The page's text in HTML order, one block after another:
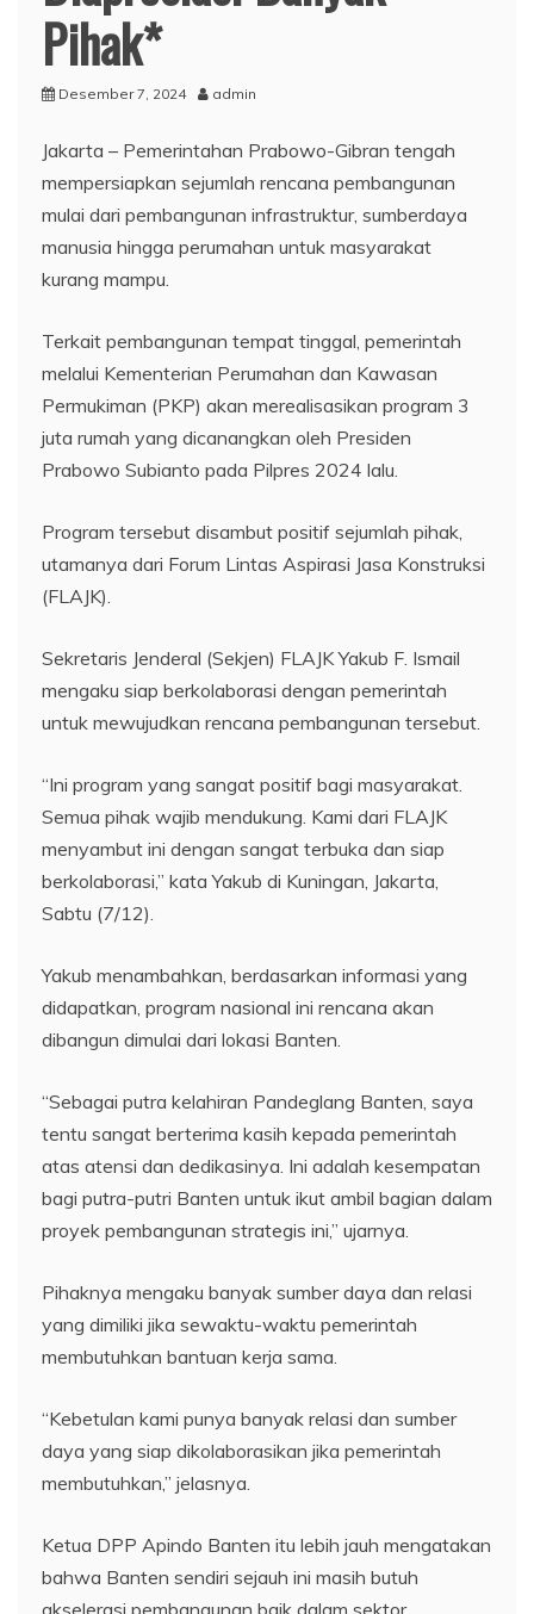
Pihak*
Desember 7, 2024 admin
Jakarta – Pemerintahan Prabowo-Gibran tengah
mempersiapkan sejumlah rencana pembangunan
mulai dari pembangunan infrastruktur, sumberdaya
manusia hingga perumahan untuk masyarakat
kurang mampu.
Terkait pembangunan tempat tinggal, pemerintah
melalui Kementerian Perumahan dan Kawasan
Permukiman (PKP) akan merealisasikan program 3
juta rumah yang dicanangkan oleh Presiden
Prabowo Subianto pada Pilpres 2024 lalu.
Program tersebut disambut positif sejumlah pihak,
utamanya dari Forum Lintas Aspirasi Jasa Konstruksi
(FLAJK).
Sekretaris Jenderal (Sekjen) FLAJK Yakub F. Ismail
mengaku siap berkolaborasi dengan pemerintah
untuk mewujudkan rencana pembangunan tersebut.
“Ini program yang sangat positif bagi masyarakat.
Semua pihak wajib mendukung. Kami dari FLAJK
menyambut ini dengan sangat terbuka dan siap
berkolaborasi,” kata Yakub di Kuningan, Jakarta,
Sabtu (7/12).
Yakub menambahkan, berdasarkan informasi yang
didapatkan, program nasional ini rencana akan
dibangun dimulai dari lokasi Banten.
“Sebagai putra kelahiran Pandeglang Banten, saya
tentu sangat berterima kasih kepada pemerintah
atas atensi dan dedikasinya. Ini adalah kesempatan
bagi putra-putri Banten untuk ikut ambil bagian dalam
proyek pembangunan strategis ini,” ujarnya.
Pihaknya mengaku banyak sumber daya dan relasi
yang dimiliki jika sewaktu-waktu pemerintah
membutuhkan bantuan kerja sama.
“Kebetulan kami punya banyak relasi dan sumber
daya yang siap dikolaborasikan jika pemerintah
membutuhkan,” jelasnya.
Ketua DPP Apindo Banten itu lebih jauh mengatakan
bahwa Banten sendiri sejauh ini masih butuh
akselerasi pembangunan baik dalam sektor